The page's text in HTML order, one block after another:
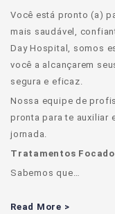
Você está pronto (a)
mais saudável,
Day Hospital, somos
você a alcançarem
segura e eficaz.
Nossa equipe de
pronta para te auxiliar
jornada.
Tratamentos
Sabemos que…
Read More >